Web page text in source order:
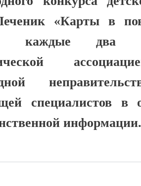
«Карты в
каждые два
специалистов в
информации.